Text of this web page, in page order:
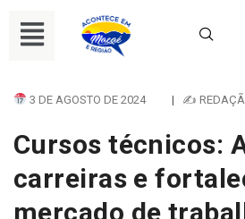
3 DE AGOSTO DE 2024 | ✍
Cursos técnicos:
carreiras e
mercado de